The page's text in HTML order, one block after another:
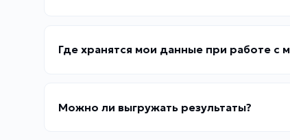
Где хранятся мои данные при работе с
Можно ли выгружать результаты?